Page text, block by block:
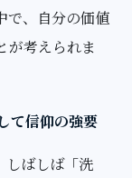
で、自分の価値
が考えられま
て信仰の強要
しばしば「洗